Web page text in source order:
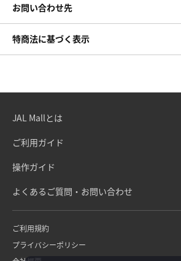
お問い合わせ先
特商法に基づく表示
JAL Mallとは
ご利用ガイド
操作ガイド
よくあるご質問・お問い合わせ
ご利用規約
プライバシーポリシー